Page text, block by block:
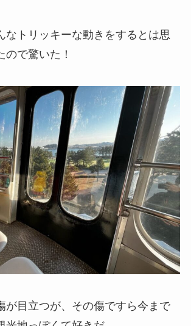
なトリッキーな動きをするとは思
ので驚いた！
が目立つが、その傷ですら今まで